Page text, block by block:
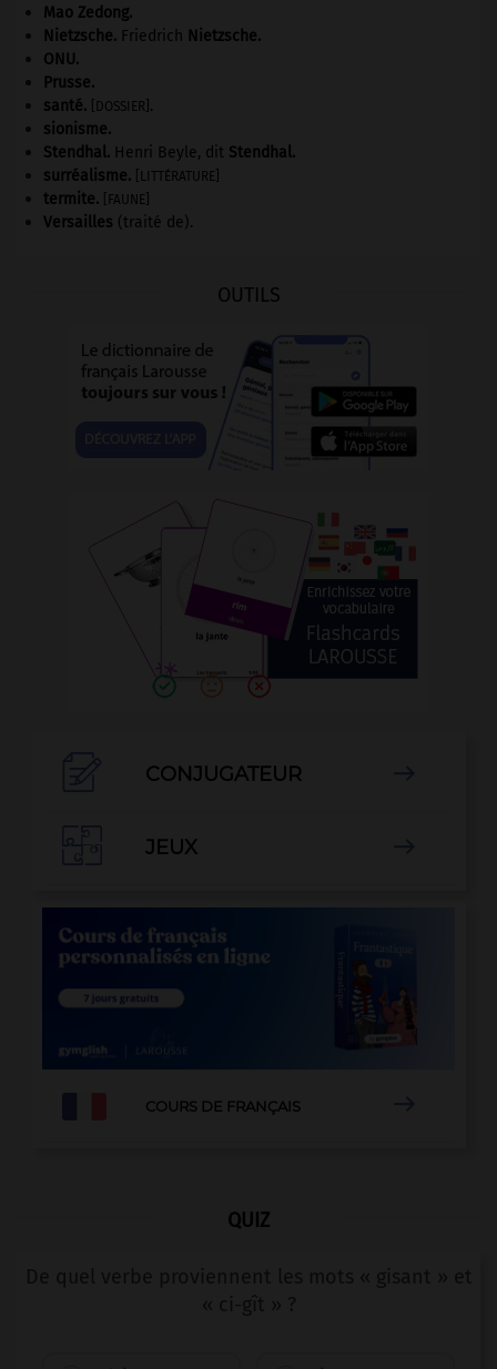
Mao Zedong.
Nietzsche. Friedrich Nietzsche.
ONU.
Prusse.
santé.
[DOSSIER] .
sionisme.
Stendhal. Henri Beyle, dit Stendhal.
surréalisme.
[LITTÉRATURE]
termite. [FAUNE]
Versailles (traité de).
OUTILS
CONJUGATEUR
JEUX
COURS DE FRANÇAIS
QUIZ